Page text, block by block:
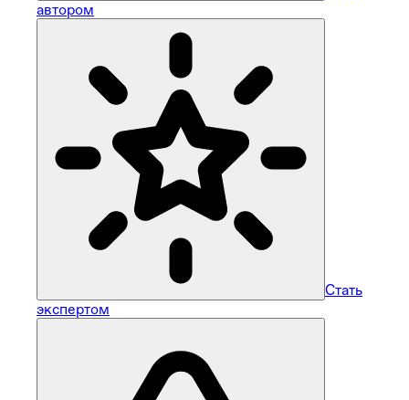
автором
Стать
экспертом